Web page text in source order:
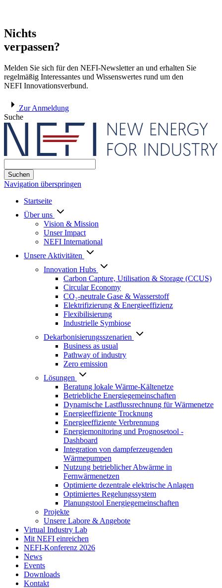
Nichts
verpassen?
Melden Sie sich für den NEFI-Newsletter an und erhalten Sie
regelmäßig Interessantes und Wissenswertes rund um den
NEFI Innovationsverbund.
Zur Anmeldung
Suche
Suchen
Navigation überspringen
Startseite
Über uns
Vision & Mission
Unser Impact
NEFI International
Unsere Aktivitäten
Innovation Hubs
Carbon Capture, Utilisation & Storage (CCUS)
Circular Economy
CO₂-neutrale Gase & Wasserstoff
Elektrifizierung & Energieeffizienz
Flexibilisierung
Industrielle Symbiose
Dekarbonisierungs­szenarien
Business as usual
Pathway of industry
Zero emission
Lösungen
Beratung lokale Wärme-Kältenetze
Betriebliche Energiegemeinschaften
Dynamische Lastflussrechnung für Wärmenetze
Energieeffiziente Trocknung
Energieeffiziente Verbrennung
Energiemonitoring und Prognosetool -
Dashboard
Integration von dampferzeugenden
Wärmepumpen
Nutzung betrieblicher Abwärme in
Fernwärmenetzen
Optimierte dezentrale elektrische Anlagen
Optimiertes Regelungssystem
Planungstool Energiegemeinschaften
Projekte
Unsere Labore & Angebote
Virtual Industry Lab
Mit NEFI einreichen
NEFI-Konferenz 2026
News
Events
Downloads
Kontakt